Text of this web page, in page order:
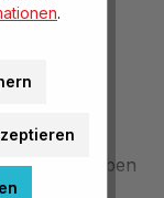
oben
.